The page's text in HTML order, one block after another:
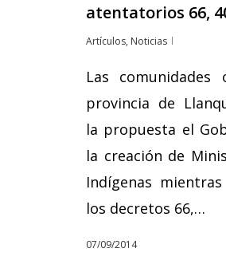
atentatorios 66,
Artículos, Noticias
Las
provincia de
la propuesta el
la creación de
Indígenas
los decretos 66,…
07/09/2014